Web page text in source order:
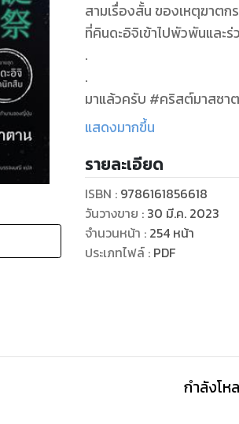
สามเรื่องสั้น ของเหตุฆาตก
ที่คินดะอิจิเข้าไปพัวพันและร่
.
.
มาแล้วครับ #คริสต์มาสซาตาน ที่หลายคนตามหา
นักเขียนผู้เป็นแรงบันดาลใ
.
#คริสต์มาสซาตาน ฆาตกร
ออกมาสืบคดี
#ปีศาจสาว อีกครั้งที่นักสืบ
#บ้านพักในสายหมอก เริ่มต้
โดดเด่นคือ ผมฟูเหมือนรั
เขามักพูดจาติดอ่างอยู่เสม
ทั้งไหวพริบ โชค และลางสั
แสดงมากขึ้น
รายละเอียด
ISBN : 9786161856618
วันวางขาย : 30 มี.ค. 2023
จำนวนหน้า : 254 หน้า
ประเภทไฟล์: PDF
กำลังโห